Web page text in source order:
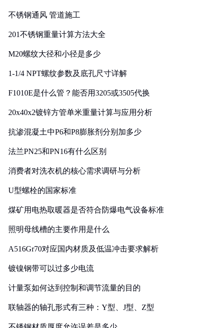
不锈钢通风 管道施工
201不锈钢重量计算方法大全
M20螺纹大径和小径是多少
1-1/4 NPT螺纹参数及底孔尺寸详解
F1010E是什么管？能否用3205或3505代换
20x40x2镀锌方管单米重量计算与应用分析
抗渗混凝土中P6和P8膨胀剂分别加多少
法兰PN25和PN16有什么区别
消费者对洗衣机的核心需求调研与分析
U型螺栓的国家标准
煤矿用电热取暖器是否符合防爆电气设备标准
照明母线槽的主要作用是什么
A516Gr70对应国内材质及低温冲击要求解析
镀镍钢带可以过多少电流
计量泵如何达到控制和调节流量的目的
联轴器的轴孔形式有三种：Y型、J型、Z型